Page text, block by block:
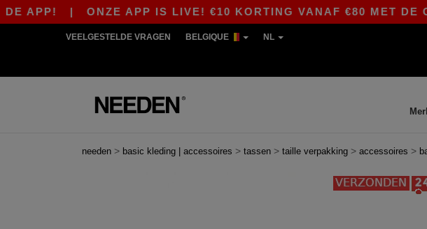
|ONZE APP IS LIVE! €10 KORTING VANAF €80 MET DE CODE
VEELGESTELDE VRAGEN BELGIQUE NL
needen > basic kleding | accessoires > tassen > taille verpakking > accessoires >